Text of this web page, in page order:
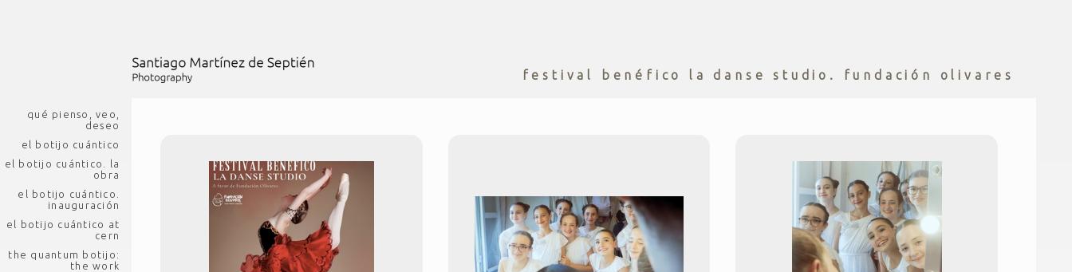
qué pienso, veo,
deseo
el botijo cuántico
el botijo cuántico. la
obra
el botijo cuántico.
inauguración
el botijo cuántico at
cern
the quantum botijo:
the work
festival benéfico la danse studio. fundación olivares